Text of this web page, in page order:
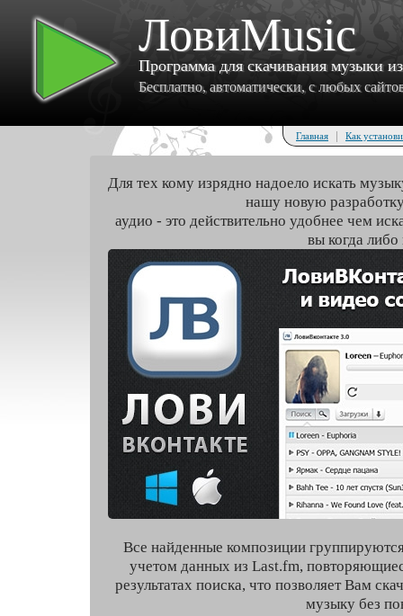
ЛовиMusic
Программа для скачивания музыки
Бесплатно, автоматически, с любых
Главная | Как
Для тех кому изрядно надоело искать
нашу новую
аудио - это действительно удобнее чем
вы когда либо
Все найденные композиции
учетом данных из Last.fm,
результатах поиска, что позволяет Вам
музыку без